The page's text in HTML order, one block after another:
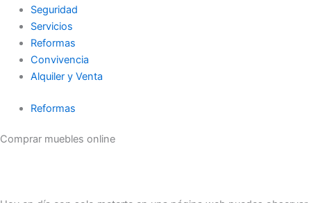
Seguridad
Servicios
Reformas
Convivencia
Alquiler y Venta
Reformas
Comprar muebles online